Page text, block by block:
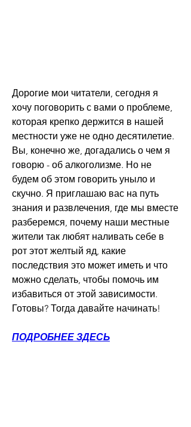
Дорогие мои читатели, сегодня я
хочу поговорить с вами о проблеме,
которая крепко держится в нашей
местности уже не одно десятилетие.
Вы, конечно же, догадались о чем я
говорю - об алкоголизме. Но не
будем об этом говорить уныло и
скучно. Я приглашаю вас на путь
знания и развлечения, где мы вместе
разберемся, почему наши местные
жители так любят наливать себе в
рот этот желтый яд, какие
последствия это может иметь и что
можно сделать, чтобы помочь им
избавиться от этой зависимости.
Готовы? Тогда давайте начинать!
ПОДРОБНЕЕ ЗДЕСЬ